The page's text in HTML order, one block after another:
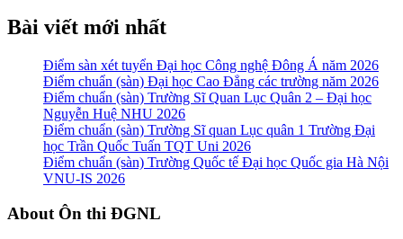
Bài viết mới nhất
Điểm sàn xét tuyển Đại học Công nghệ Đông Á năm 2026
Điểm chuẩn (sàn) Đại học Cao Đẳng các trường năm 2026
Điểm chuẩn (sàn) Trường Sĩ Quan Lục Quân 2 – Đại học
Nguyễn Huệ NHU 2026
Điểm chuẩn (sàn) Trường Sĩ quan Lục quân 1 Trường Đại
học Trần Quốc Tuấn TQT Uni 2026
Điểm chuẩn (sàn) Trường Quốc tế Đại học Quốc gia Hà Nội
VNU-IS 2026
Footer
About Ôn thi ĐGNL